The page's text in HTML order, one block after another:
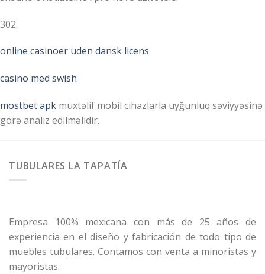
302.
online casinoer uden dansk licens
casino med swish
mostbet apk müxtəlif mobil cihazlarla uyğunluq səviyyəsinə
görə analiz edilməlidir.
TUBULARES LA TAPATÍA
Empresa 100% mexicana con más de 25 años de
experiencia en el diseño y fabricación de todo tipo de
muebles tubulares. Contamos con venta a minoristas y
mayoristas.